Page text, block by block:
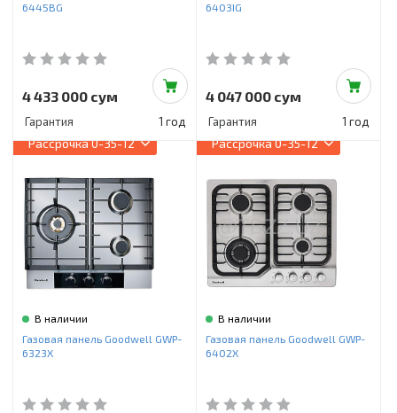
6445BG
4 433 000 сум
Гарантия 1 год
6403IG
4 047 000 сум
Гарантия 1 год
Рассрочка0-35-12
В наличии
Газовая панель Goodwell GWP-
6323X
Рассрочка0-35-12
В наличии
Газовая панель Goodwell GWP-
6402X